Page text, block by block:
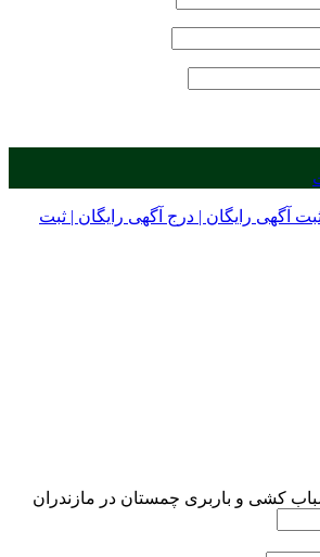
کشی و باربری چمستان در مازندران